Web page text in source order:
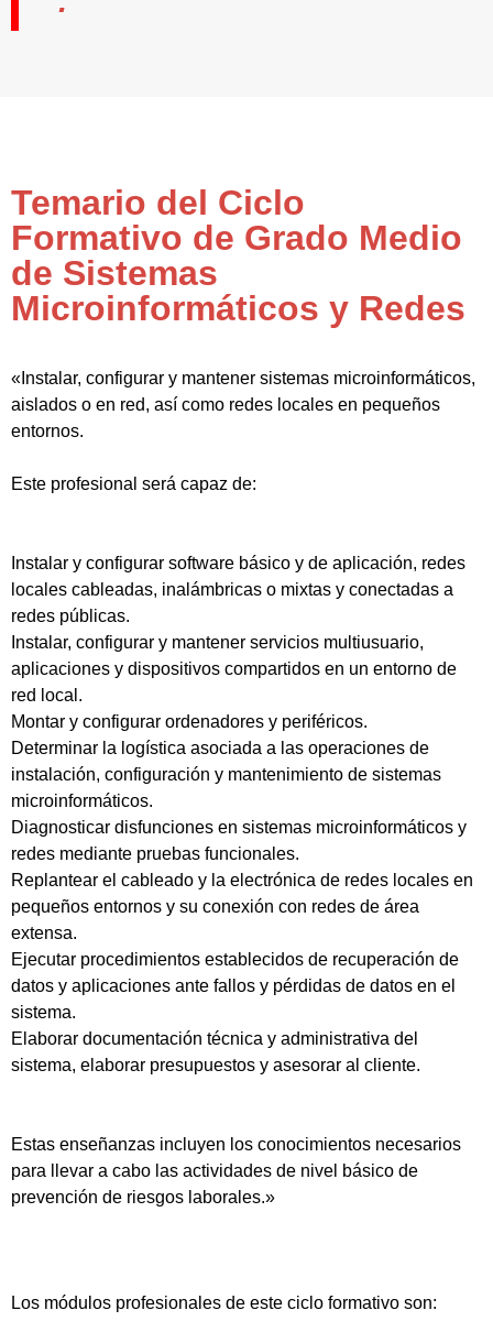
Temario del Ciclo
Formativo de Grado Medio
de Sistemas
Microinformáticos y Redes
«Instalar, configurar y mantener sistemas microinformáticos,
aislados o en red, así como redes locales en pequeños
entornos.
Este profesional será capaz de:
Instalar y configurar software básico y de aplicación, redes
locales cableadas, inalámbricas o mixtas y conectadas a
redes públicas.
Instalar, configurar y mantener servicios multiusuario,
aplicaciones y dispositivos compartidos en un entorno de
red local.
Montar y configurar ordenadores y periféricos.
Determinar la logística asociada a las operaciones de
instalación, configuración y mantenimiento de sistemas
microinformáticos.
Diagnosticar disfunciones en sistemas microinformáticos y
redes mediante pruebas funcionales.
Replantear el cableado y la electrónica de redes locales en
pequeños entornos y su conexión con redes de área
extensa.
Ejecutar procedimientos establecidos de recuperación de
datos y aplicaciones ante fallos y pérdidas de datos en el
sistema.
Elaborar documentación técnica y administrativa del
sistema, elaborar presupuestos y asesorar al cliente.
Estas enseñanzas incluyen los conocimientos necesarios
para llevar a cabo las actividades de nivel básico de
prevención de riesgos laborales.»
Los módulos profesionales de este ciclo formativo son: